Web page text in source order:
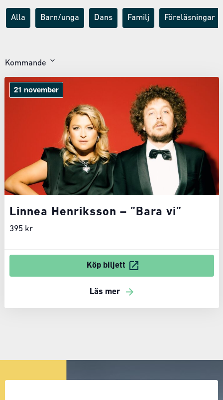
Alla Barn/unga Dans Familj Föreläsningar
Kommande
datum
21 november
Linnea Henriksson – ”Bara vi”
395 kr
Köp biljett
Läs mer